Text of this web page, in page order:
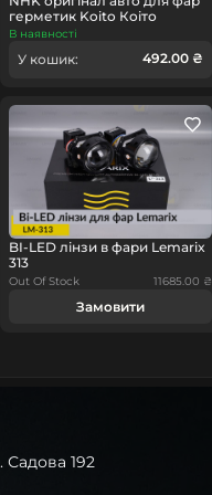
герметик Koito Коіто
бутиловий шнур термо
В наявності
У кошик: 492.00 ₴
BI-LED лінзи в фари Lemarix
313
Out Of Stock 11685.00 ₴
Замовити
Садова 192